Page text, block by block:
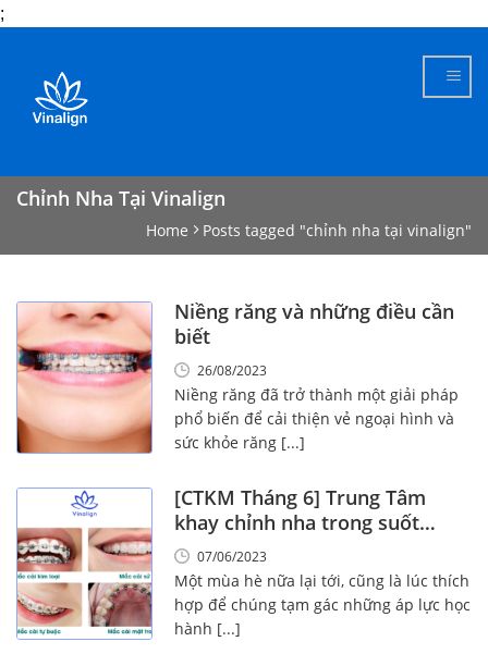
;
content
Chỉnh Nha Tại Vinalign
Home Posts tagged "chỉnh nha tại vinalign"
Niềng răng và những điều cần
biết
26/08/2023
Niềng răng đã trở thành một giải pháp
phổ biến để cải thiện vẻ ngoại hình và
sức khỏe răng [...]
[CTKM Tháng 6] Trung Tâm
khay chỉnh nha trong suốt
Vinalign Việt Nam
07/06/2023
Một mùa hè nữa lại tới, cũng là lúc thích
hợp để chúng tạm gác những áp lực học
hành [...]